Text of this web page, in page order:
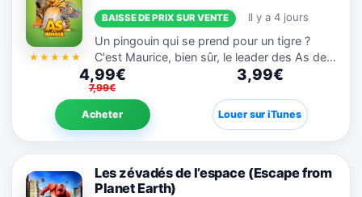
BAISSE DE PRIX SUR VENTE Il y a 4 jours
Un pingouin qui se prend pour un tigre ?
C'est Maurice, bien sûr, le leader des As de la
Jungle ! Avec ses compagnons, il fait
tranquillement régner la justice quand
débarque Igor, un koala...
4,99€
7,99€
Acheter
3,99€
Louer sur iTunes
Les zévadés de l’espace (Escape from
Planet Earth)